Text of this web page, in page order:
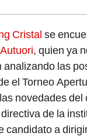
Cristal se
, quien ya
analizando las
el Torneo
novedades
de la
candidato a